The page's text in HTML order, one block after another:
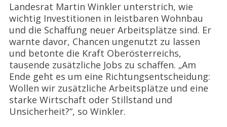
Landesrat Martin Winkler unterstrich, wie
wichtig Investitionen in leistbaren Wohnbau
und die Schaffung neuer Arbeitsplätze sind. Er
warnte davor, Chancen ungenutzt zu lassen
und betonte die Kraft Oberösterreichs,
tausende zusätzliche Jobs zu schaffen. „Am
Ende geht es um eine Richtungsentscheidung:
Wollen wir zusätzliche Arbeitsplätze und eine
starke Wirtschaft oder Stillstand und
Unsicherheit?“, so Winkler.